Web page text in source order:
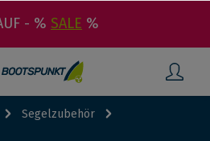
- % SALE %
Segelzubehör